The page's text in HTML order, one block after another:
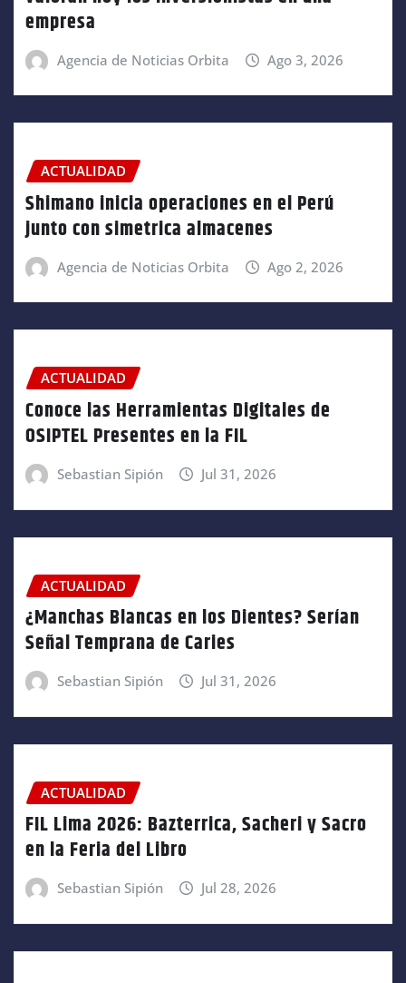
empresa
Agencia de Noticias Orbita Ago 3, 2026
ACTUALIDAD
Shimano inicia operaciones en el Perú
junto con simetrica almacenes
Agencia de Noticias Orbita Ago 2, 2026
ACTUALIDAD
Conoce las Herramientas Digitales de
OSIPTEL Presentes en la FIL
Sebastian Sipión Jul 31, 2026
ACTUALIDAD
¿Manchas Blancas en los Dientes? Serían
Señal Temprana de Caries
Sebastian Sipión Jul 31, 2026
ACTUALIDAD
FIL Lima 2026: Bazterrica, Sacheri y Sacro
en la Feria del Libro
Sebastian Sipión Jul 28, 2026